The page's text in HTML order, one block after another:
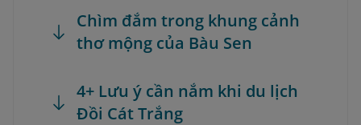
Chìm đắm trong khung cảnh
thơ mộng của Bàu Sen
4+ Lưu ý cần nắm khi du lịch
Đồi Cát Trắng